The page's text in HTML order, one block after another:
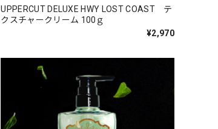
UPPERCUT DELUXE HWY LOST COAST テ
クスチャークリーム 100ｇ
¥2,970